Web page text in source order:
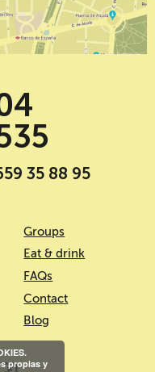
35 88 95
Groups
Eat & drink
FAQs
Contact
Blog
propias y